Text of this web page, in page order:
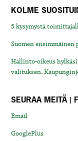
KOLME
5 kysymystä
Suomen
Hallinto-oikeus
valituksen.
SEURAA MEITÄ |
Email
GooglePlus